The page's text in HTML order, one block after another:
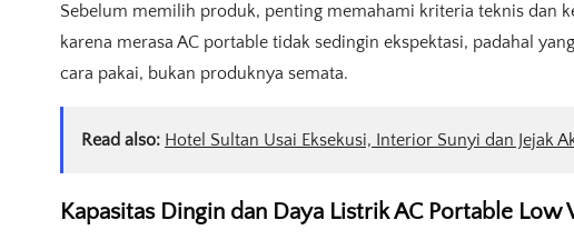
Sebelum memilih produk, penting memahami kriteria teknis dan
karena merasa AC portable tidak sedingin ekspektasi, padahal
cara pakai, bukan produknya semata.
Read also: Hotel Sultan Usai Eksekusi, Interior Sunyi dan Jejak
Kapasitas Dingin dan Daya Listrik AC Portable Low